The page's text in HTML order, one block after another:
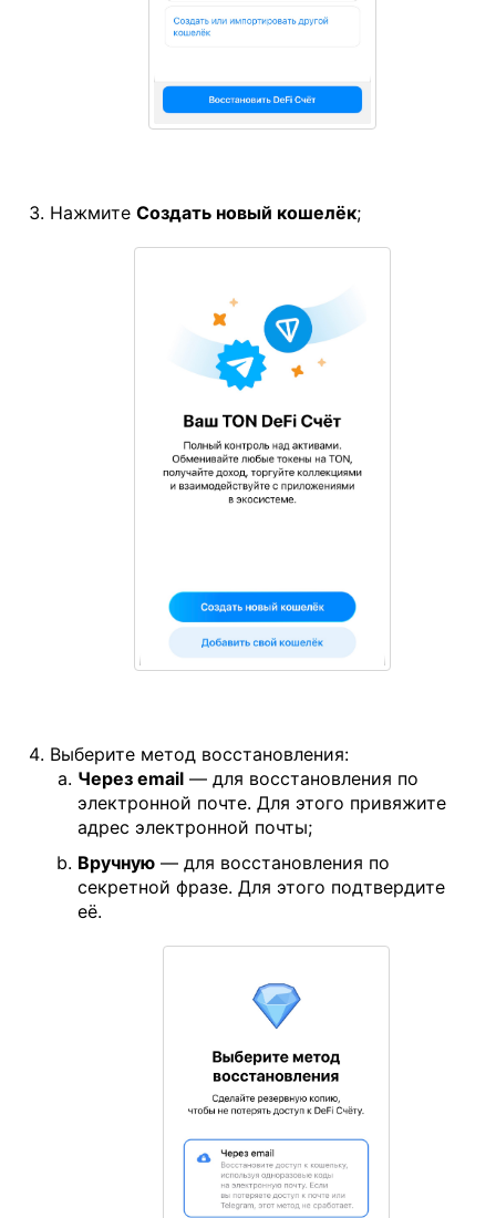
Нажмите Создать новый кошелёк;
Выберите метод восстановления:
Через email — для восстановления по
электронной почте. Для этого привяжите
адрес электронной почты;
Вручную — для восстановления по
секретной фразе. Для этого подтвердите
её.